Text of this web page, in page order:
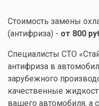
Стоимость замены
(антифриза) - от 800
Специалисты СТО
антифриза в
зарубежного
качественные
вашего автомобиля, а